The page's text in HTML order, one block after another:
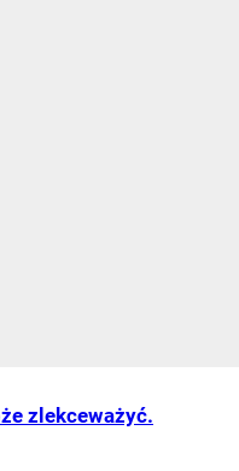
zlekceważyć.